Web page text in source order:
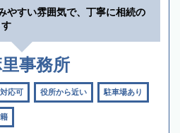
やすい雰囲気で、丁寧に相続の
事務所
応可 役所から近い 駐車場あり